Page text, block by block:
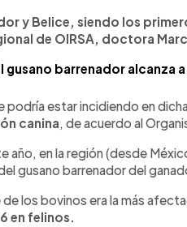
y Belice, siendo los
de OIRSA, doctora
gusano barrenador alcanza
podría estar incidiendo en
canina , de acuerdo al
año, en la región (desde
gusano barrenador del
los bovinos era la más
en felinos.